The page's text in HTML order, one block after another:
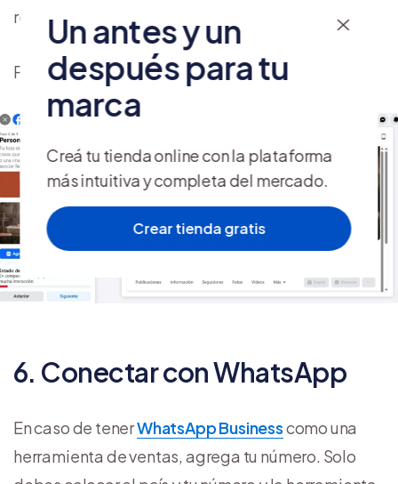
reservar, descargar o comprar.
Posteriormente, da clic en “Siguiente”.
6. Conectar con WhatsApp
En caso de tenerWhatsApp Businesscomo una
herramienta de ventas, agrega tu número. Solo
Un antes y un
después para tu
marca
Creá tu tienda online con la plataforma
más intuitiva y completa del mercado.
Crear tienda gratis